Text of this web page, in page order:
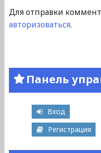
Для отправки
авторизоваться.
Панель
Вход
Регистрация